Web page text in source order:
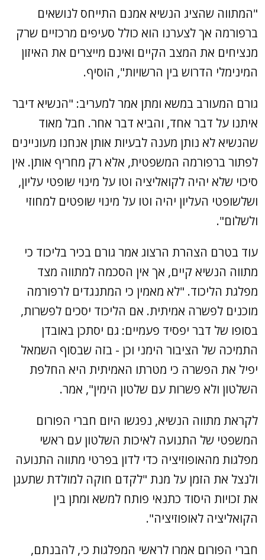
"המתווה שהציג הנשיא אמנם התייחס לנושאים
ברפורמה אך לצערנו הוא כולל סעיפים מרכזיים שרק
מנציחים את המצב הקיים ואינם מייצרים את האיזון
המינימלי הדרוש בין הרשויות", הוסיף.
גורם המעורב במשא ומתן אמר למעריב: "הנשיא דיבר
איתנו על דבר אחד, והביא דבר אחר. חבל מאוד
שהנשיא לא נותן מענה לבעיות אותן אנחנו מעוניינים
לפתור ברפורמה המשפטית, אלא רק מחריף אותן. אין
סיכוי שלא יהיה לקואליציה וטו על מינוי שופטי עליון,
ושלשופטי העליון יהיה וטו על מינוי שופטים למחוזי
ולשלום".
עוד בטרם הצהרת הרצוג אמר גורם בכיר בליכוד כי
מתווה הנשיא קיים, אך אין הסכמה למתווה מצד
מפלגת הליכוד. "לא מאמין כי המתנגדים לרפורמה
מוכנים לפשרה אמיתית. אם הליכוד יסכים לפשרות,
בסופו של דבר יפסיד פעמיים: גם יסתכן באובדן
התמיכה של הציבור הימני וכן - בזה שבסוף השמאל
יפיל את הפשרה כי מטרתו האמיתית היא החלפת
השלטון ולא פשרות עם שלטון הימין", אמר.
לקראת מתווה הנשיא, נפגשו היום חברי הפורום
המשפטי של התנועה לאיכות השלטון עם ראשי
מפלגות מהאופוזיציה כדי לדון בפרטי מתווה התנועה
ולנצל את הזמן על מנת "לקדם חוקה למולדת שתעגן
את זכויות היסוד כתנאי פותח למשא ומתן בין
הקואליציה לאופוזיציה".
חברי הפורום אמרו לראשי המפלגות כי, להבנתם,